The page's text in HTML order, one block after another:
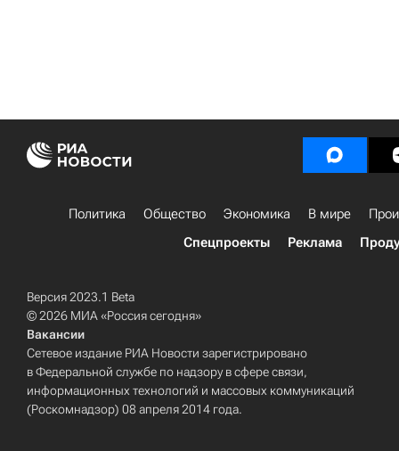
Политика Общество Экономика В мире
Спецпроекты
Реклама
Версия 2023.1 Beta
© 2026 МИА «Россия сегодня»
Вакансии
Сетевое издание РИА Новости зарегистрировано
в Федеральной службе по надзору в сфере связи,
информационных технологий и массовых коммуникаций
(Роскомнадзор) 08 апреля 2014 года.